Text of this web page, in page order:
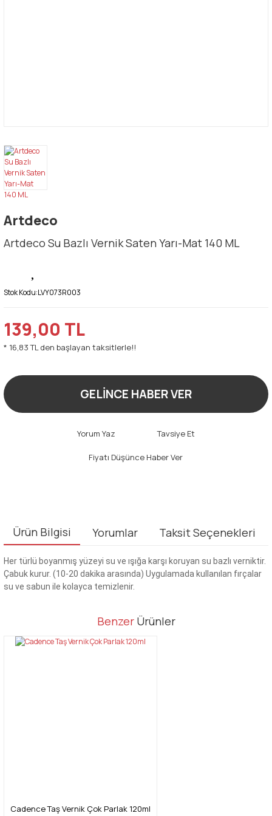
Artdeco
Artdeco Su Bazlı Vernik Saten Yarı-Mat 140 ML
Stok Kodu:LVY073R003
139,00 TL
* 16,83 TL den başlayan taksitlerle!!
GELİNCE HABER VER
Yorum Yaz Tavsiye Et
Fiyatı Düşünce Haber Ver
Ürün Bilgisi Yorumlar Taksit Seçenekleri
Her türlü boyanmış yüzeyi su ve ışığa karşı koruyan su bazlı verniktir.
Çabuk kurur. (10-20 dakika arasında) Uygulamada kullanılan fırçalar
su ve sabun ile kolayca temizlenir.
Bu ürüne ilk yorumu siz yapın!
Bu ürünün fiyat bilgisi, resim, ürün açıklamalarında ve diğer
tarafımıza iletebilirsiniz.
Benzer Ürünler
Cadence Taş Vernik Çok Parlak 120ml